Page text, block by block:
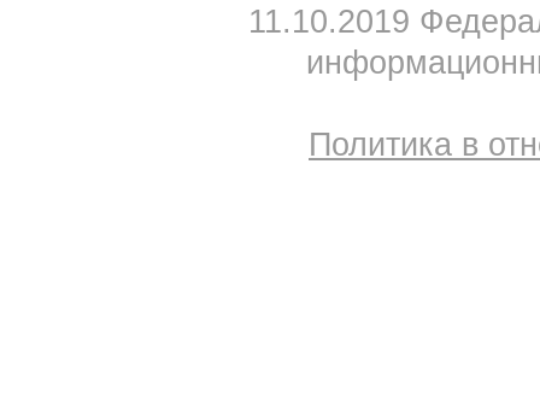
11.10.2019
Политика в